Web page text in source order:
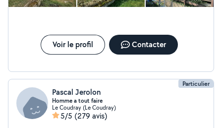
Voir le profil Contacter
Particulier
Pascal Jerolon
Homme a tout faire
Le Coudray (Le Coudray)
5/5 (279 avis)